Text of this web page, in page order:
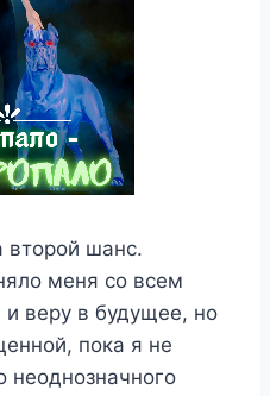
второй шанс.
меня со всем
веру в будущее, но
пока я не
неоднозначного